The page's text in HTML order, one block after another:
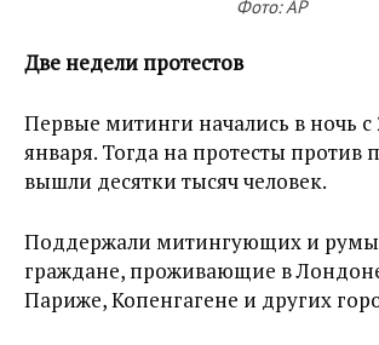
Фото: AP
Две недели протестов
Первые митинги начались в ночь с
января. Тогда на протесты против
вышли десятки тысяч человек.
Поддержали митингующих и
граждане, проживающие в
Париже, Копенгагене и других